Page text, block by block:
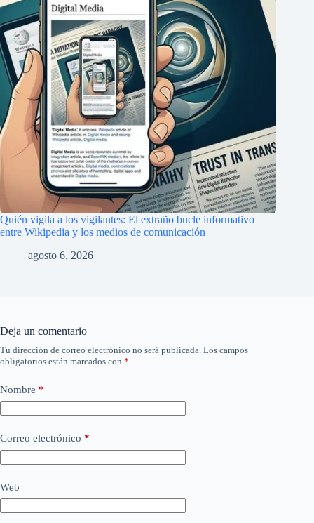
Quién vigila a los vigilantes: El extraño bucle informativo
entre Wikipedia y los medios de comunicación
agosto 6, 2026
Deja un comentario
Tu dirección de correo electrónico no será publicada. Los campos
obligatorios están marcados con *
Nombre *
Correo electrónico *
Web